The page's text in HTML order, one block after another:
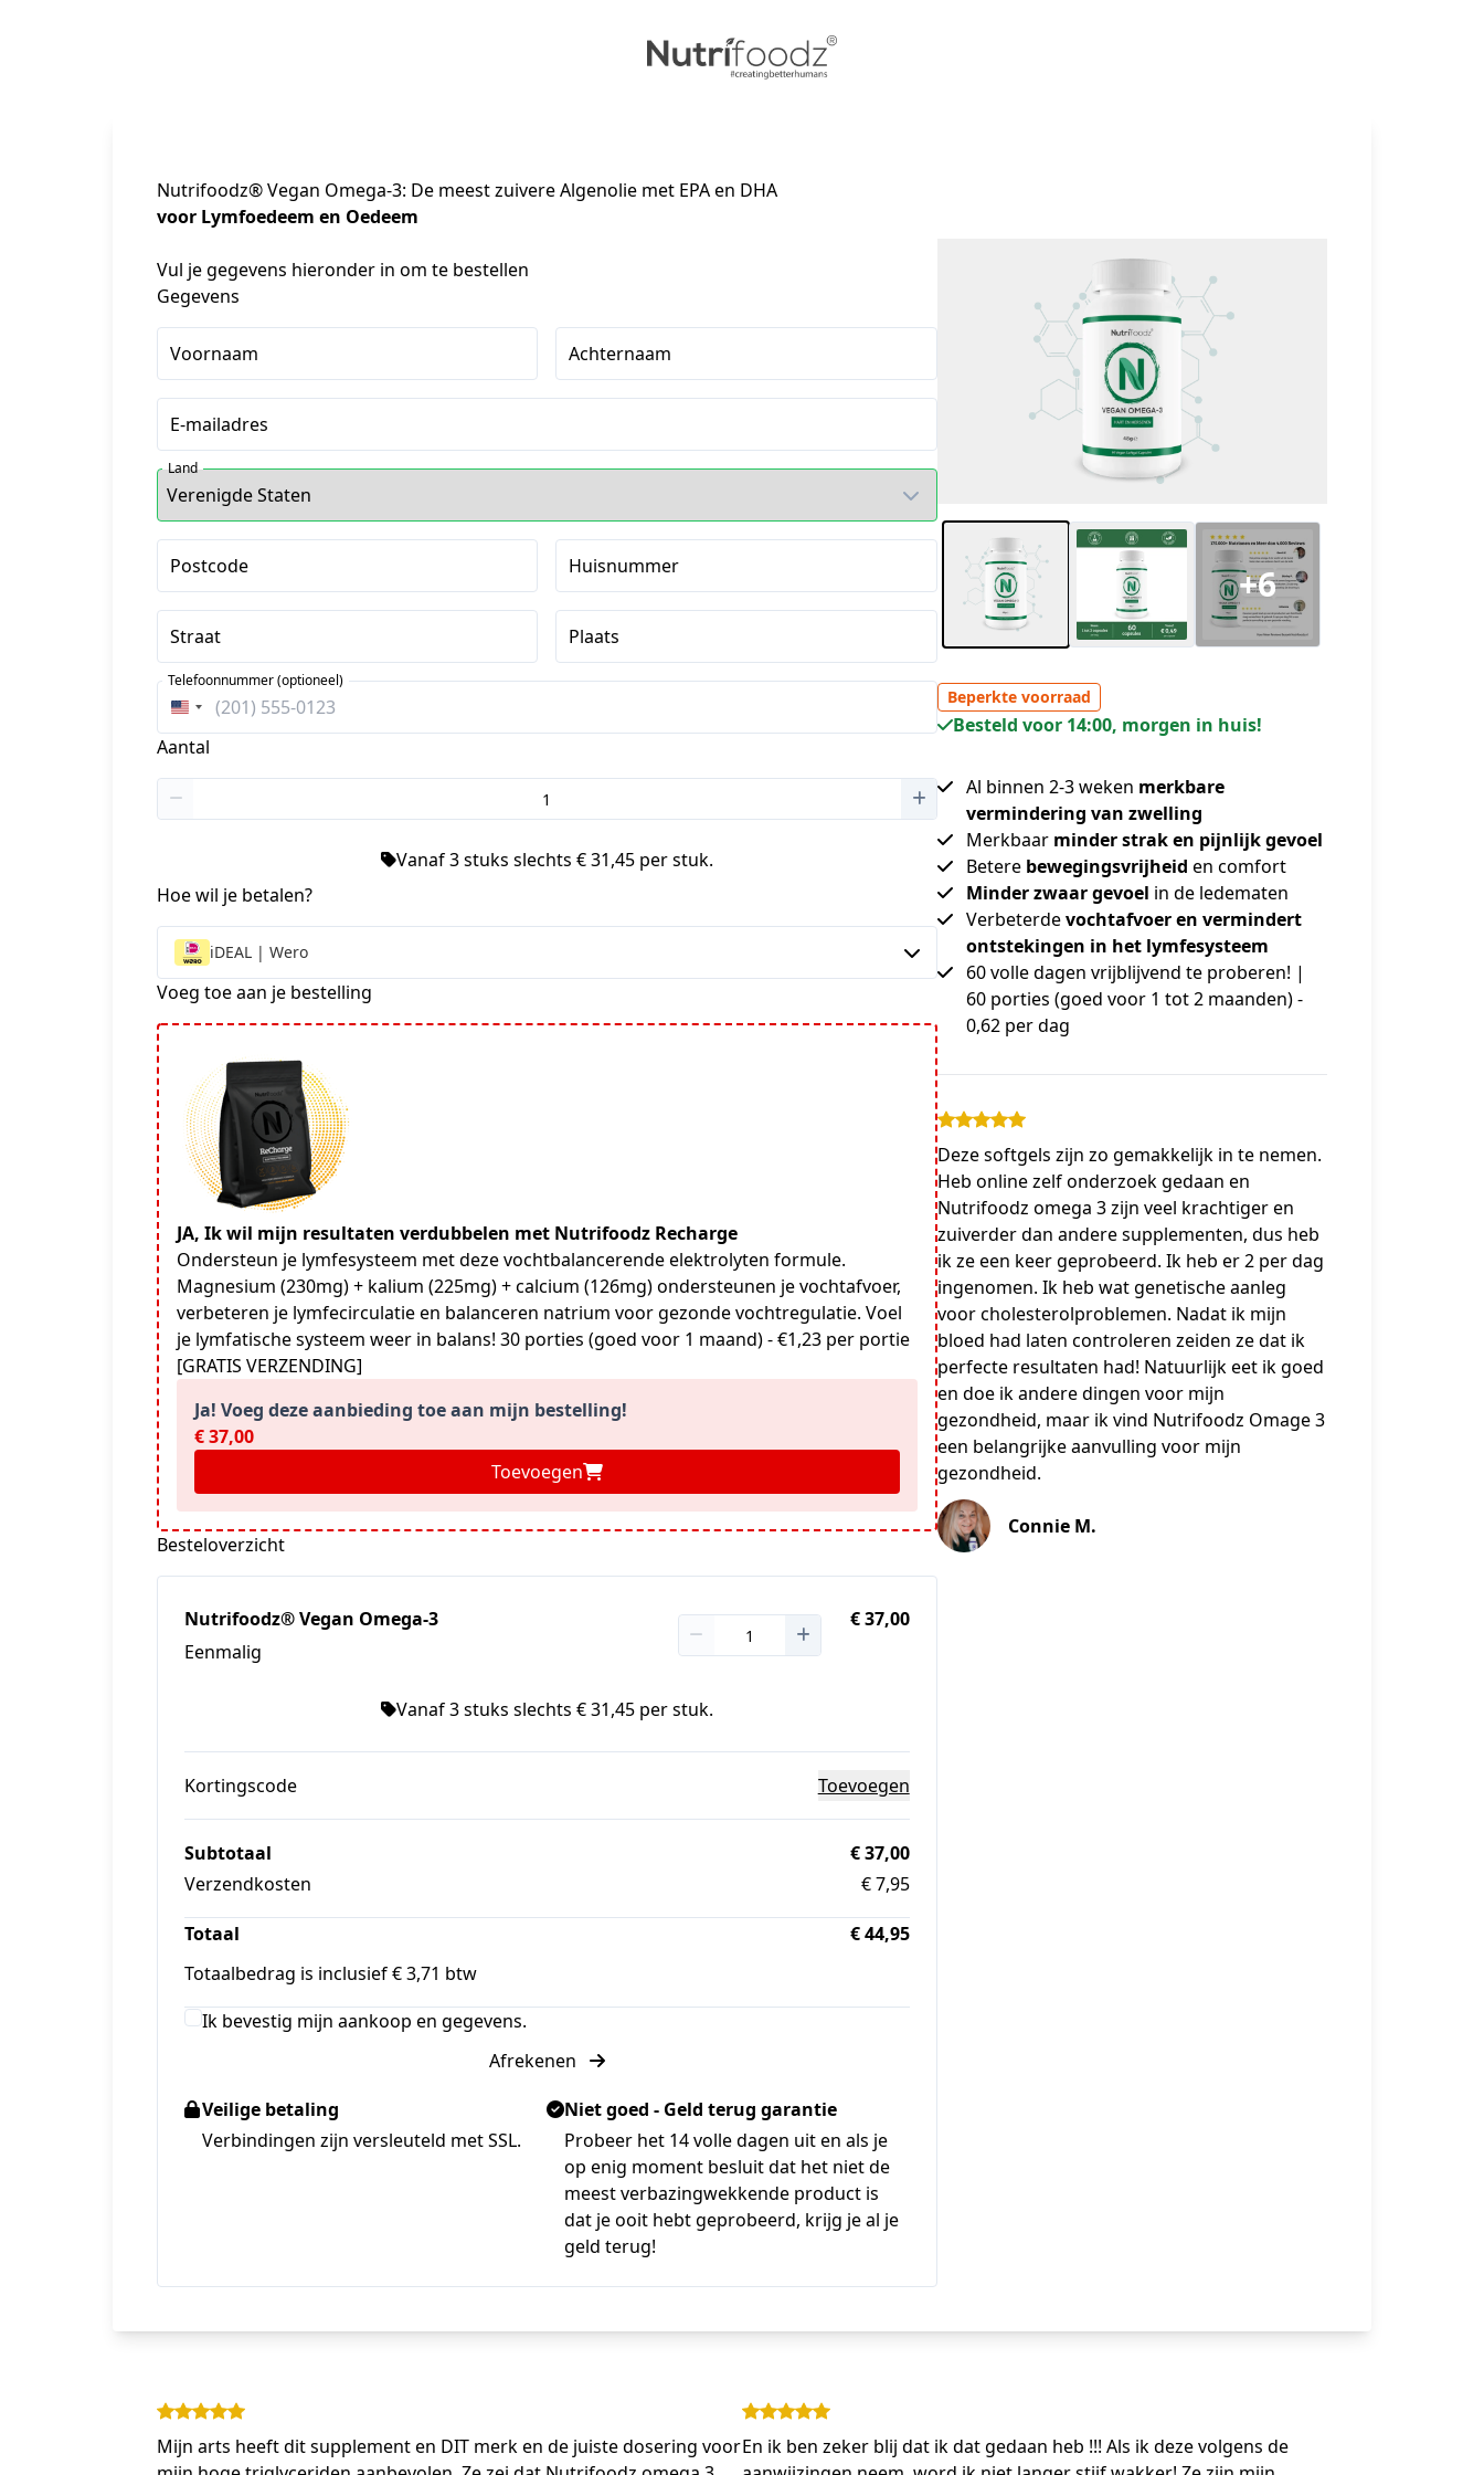
+6
Beperkte voorraad
Besteld voor 14:00, morgen in huis!
Al binnen 2-3 weken merkbare
vermindering van zwelling
Merkbaar minder strak en pijnlijk gevoel
Betere bewegingsvrijheid en comfort
Minder zwaar gevoel in de ledematen
Verbeterdevochtafvoer en vermindert
ontstekingen in het lymfesysteem
60 volle dagen vrijblijvend te proberen! |
60 porties (goed voor 1 tot 2 maanden) -
0,62 per dag
Deze softgels zijn zo gemakkelijk in te nemen.
Heb online zelf onderzoek gedaan en
Nutrifoodz omega 3 zijn veel krachtiger en
zuiverder dan andere supplementen, dus heb
ik ze een keer geprobeerd. Ik heb er 2 per dag
ingenomen. Ik heb wat genetische aanleg
voor cholesterolproblemen. Nadat ik mijn
bloed had laten controleren zeiden ze dat ik
perfecte resultaten had! Natuurlijk eet ik goed
en doe ik andere dingen voor mijn
gezondheid, maar ik vind Nutrifoodz Omage 3
een belangrijke aanvulling voor mijn
gezondheid.
Connie M.
Nutrifoodz® Vegan Omega-3: De meest zuivere Algenolie met EPA en DHA
voor Lymfoedeem en Oedeem
Vul je gegevens hieronder in om te bestellen
Gegevens
Voornaam Achternaam
E-mailadres
Land
Postcode Huisnummer
Straat Plaats
Verenigde
Staten
Telefoonnummer (optioneel)
Aantal
Vanaf 3 stuks slechts € 31,45 per stuk.
Hoe wil je betalen?
iDEAL | Wero
Voeg toe aan je bestelling
JA, Ik wil mijn resultaten verdubbelen met Nutrifoodz Recharge
Ondersteun je lymfesysteem met deze vochtbalancerende elektrolyten formule.
Magnesium (230mg) + kalium (225mg) + calcium (126mg) ondersteunen je vochtafvoer,
verbeteren je lymfecirculatie en balanceren natrium voor gezonde vochtregulatie. Voel
je lymfatische systeem weer in balans! 30 porties (goed voor 1 maand) - €1,23 per portie
[GRATIS VERZENDING]
Ja! Voeg deze aanbieding toe aan mijn bestelling!
€ 37,00
Toevoegen
Besteloverzicht
Nutrifoodz® Vegan Omega-3
Eenmalig
€ 37,00
Vanaf 3 stuks slechts € 31,45 per stuk.
Kortingscode Toevoegen
Subtotaal
€ 37,00
Verzendkosten
€ 7,95
Totaal
€ 44,95
Totaalbedrag is inclusief € 3,71 btw
Ik bevestig mijn aankoop en gegevens.
Afrekenen
Veilige betaling
Verbindingen zijn versleuteld met SSL.
Niet goed - Geld terug garantie
Probeer het 14 volle dagen uit en als je
op enig moment besluit dat het niet de
meest verbazingwekkende product is
dat je ooit hebt geprobeerd, krijg je al je
geld terug!
Mijn arts heeft dit supplement en DIT merk en de juiste dosering voorEn ik ben zeker blij dat ik dat gedaan heb !!! Als ik deze volgens de